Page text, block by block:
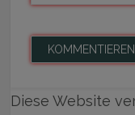
Diese Website